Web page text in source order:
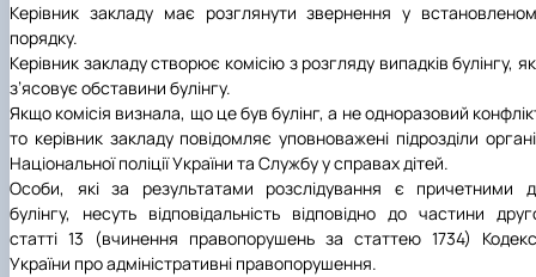
Керівник закладу має розглянути звернення у
порядку.
Керівник закладу створює комісію з розгляду випадків булінгу,
з’ясовує обставини булінгу.
Якщо комісія визнала, що це був булінг, а не одноразовий
то керівник закладу повідомляє уповноважені підрозділи
Національної поліції України та Службу у справах дітей.
Особи, які за результатами розслідування є причетними
булінгу, несуть відповідальність відповідно до частини
статті 13 (вчинення правопорушень за статтею 1734)
України про адміністративні правопорушення.